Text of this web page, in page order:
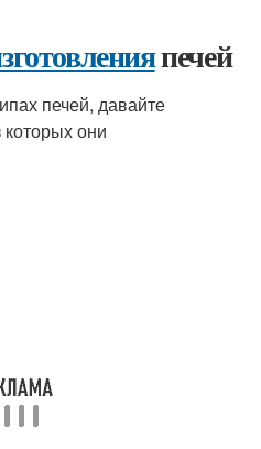
печей
печей, давайте
они